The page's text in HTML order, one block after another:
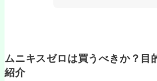
ムニキスゼロは買うべきか？目
紹介